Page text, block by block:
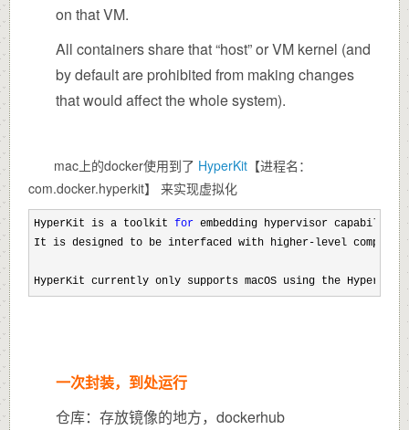
on that VM.
All containers share that “host” or VM kernel (and
by default are prohibited from making changes
that would affect the whole system).
mac上的docker使用到了 HyperKit 【进程名：
com.docker.hyperkit】 来实现虚拟化
HyperKit is a toolkit for embedding hypervisor
It is designed to be interfaced with higher-level
HyperKit currently only supports macOS using the
一次封装，到处运行
仓库：存放镜像的地方，dockerhub